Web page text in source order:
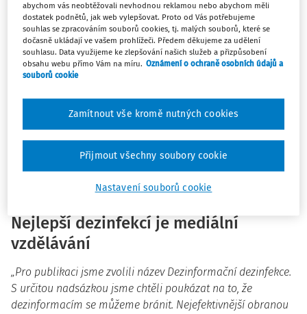
do hodin.
Informace spojené s onemocněním covid-19 plní od
počátku koronavirové epidemie média. Dominují témata
zabývající se počty nakažených, původem viru, platnými
nařízeními a omezeními, možnostmi léčby, vývojem vakcín,
vlivem vládních opatření na každodenní životy obyvatel ČR
či dopady na ekonomiku. Kromě seriózních médií se těchto
témat chopila i média dezinformační. Ve veřejném
prostoru se tak vedle relevantních a ověřených informací
sdělení, poplašných zpráv či konspiračních teorií.
Nejlepší dezinfekcí je mediální
vzdělávání
„Pro publikaci jsme zvolili název Dezinformační dezinfekce.
S určitou nadsázkou jsme chtěli poukázat na to, že
dezinformacím se můžeme bránit. Nejefektivnější obranou
abychom vás neobtěžovali nevhodnou reklamou nebo abychom měli
dostatek podnětů, jak web vylepšovat. Proto od Vás potřebujeme
souhlas se zpracováním souborů cookies, tj. malých souborů, které se
dočasně ukládají ve vašem prohlížeči. Předem děkujeme za udělení
souhlasu. Data využijeme ke zlepšování našich služeb a přizpůsobení
obsahu webu přímo Vám na míru. Oznámení o ochraně osobních údajů a
souborů cookie
Nastavení souborů cookie
Zamítnout vše kromě nutných cookies
Přijmout všechny soubory cookie